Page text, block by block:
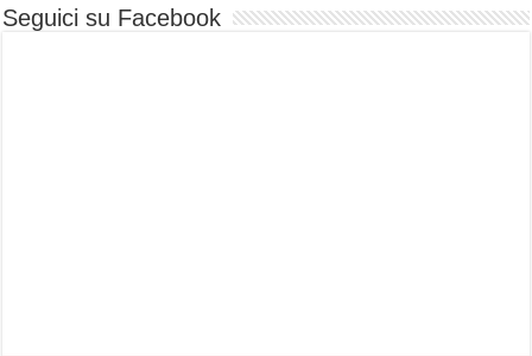
Seguici su Facebook